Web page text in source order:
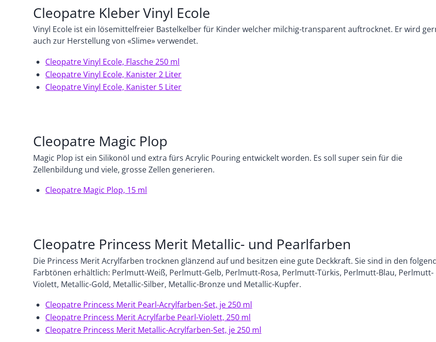
Cleopatre Kleber Vinyl Ecole
Vinyl Ecole ist ein lösemittelfreier Bastelkelber für Kinder welcher milchig-transparent auftrocknet. Er wird
auch zur Herstellung von «Slime» verwendet.
Cleopatre Vinyl Ecole, Flasche 250 ml
Cleopatre Vinyl Ecole, Kanister 2 Liter
Cleopatre Vinyl Ecole, Kanister 5 Liter
Cleopatre Magic Plop
Magic Plop ist ein Silikonöl und extra fürs Acrylic Pouring entwickelt worden. Es soll super sein für die
Zellenbildung und viele, grosse Zellen generieren.
Cleopatre Magic Plop, 15 ml
Cleopatre Princess Merit Metallic- und Pearlfarben
Die Princess Merit Acrylfarben trocknen glänzend auf und besitzen eine gute Deckkraft. Sie sind in den
Farbtönen erhältlich: Perlmutt-Weiß, Perlmutt-Gelb, Perlmutt-Rosa, Perlmutt-Türkis, Perlmutt-Blau, Perlmutt-
Violett, Metallic-Gold, Metallic-Silber, Metallic-Bronze und Metallic-Kupfer.
Cleopatre Princess Merit Pearl-Acrylfarben-Set, je 250 ml
Cleopatre Princess Merit Acrylfarbe Pearl-Violett, 250 ml
Cleopatre Princess Merit Metallic-Acrylfarben-Set, je 250 ml